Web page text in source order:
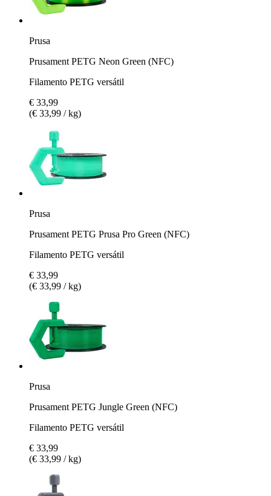
Prusa
Prusament PETG Neon Green (NFC)
Filamento PETG versátil
€ 33,99
(€ 33,99 / kg)
Prusa
Prusament PETG Prusa Pro Green (NFC)
Filamento PETG versátil
€ 33,99
(€ 33,99 / kg)
Prusa
Prusament PETG Jungle Green (NFC)
Filamento PETG versátil
€ 33,99
(€ 33,99 / kg)